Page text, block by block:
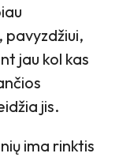
pavyzdžiui,
jau kol kas
jis.
ima rinktis